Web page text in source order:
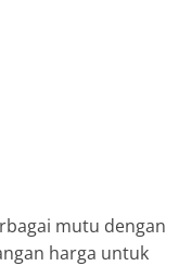
mutu dengan
harga untuk